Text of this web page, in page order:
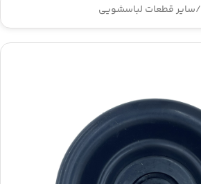
/سایر قطعات لباسشویی